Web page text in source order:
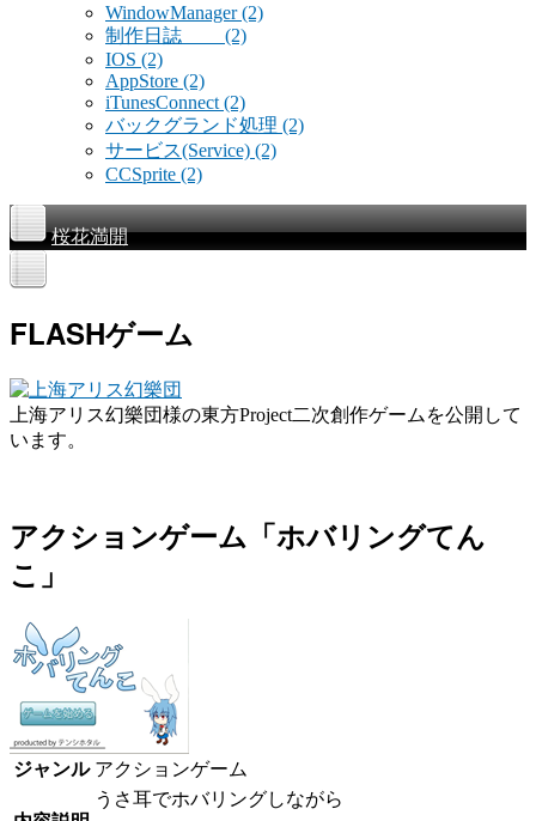
WindowManager(2)
制作日誌 (2)
IOS (2)
AppStore (2)
iTunesConnect (2)
バックグランド処理 (2)
サービス(Service) (2)
CCSprite (2)
桜花満開
FLASHゲーム
上海アリス幻樂団様の東方Project二次創作ゲームを公開して
います。
アクションゲーム「ホバリングてん
こ」
ジャンル アクションゲーム
うさ耳でホバリングしながら